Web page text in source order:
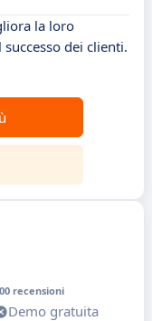
la loro
dei clienti.
recensioni
Demo gratuita